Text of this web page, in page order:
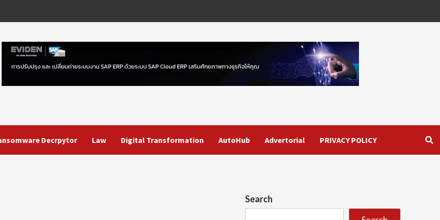
Decrpytor Law Digital Transformation AutoHub Advertorial PRIVACY POLICY
Search